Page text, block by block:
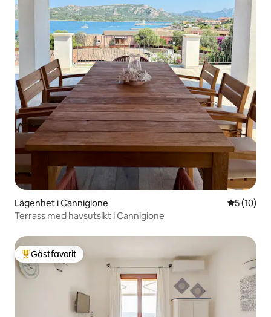
Lägenhet i Cannigione 5 av 5 i
5 (10)
Terrass med havsutsikt i Cannigione
Populär gästfavorit
Gästfavorit